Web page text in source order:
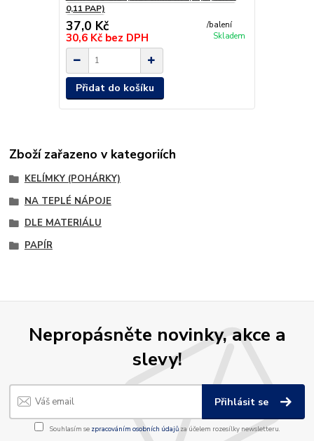
0,11 PAP)
37,0 Kč /balení
30,6 Kč bez DPH Skladem
Přidat do košíku
Zboží zařazeno v kategoriích
KELÍMKY (POHÁRKY)
NA TEPLÉ NÁPOJE
DLE MATERIÁLU
PAPÍR
Nepropásněte novinky, akce a
slevy!
Přihlásit se
Souhlasím se zpracováním osobních údajůza účelem rozesílky newsletteru.